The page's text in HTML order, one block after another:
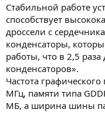
Стабильной работе
способствует
дроссели с
конденсаторы,
работы, что в 2,5
конденсаторов».
Частота
МГц, памяти типа
МБ, а ширина шины